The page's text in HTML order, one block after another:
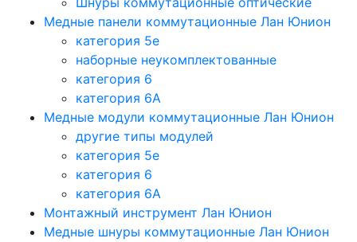
Медные панели коммутационные Лан Юнион
категория 5e
наборные неукомплектованные
категория 6
категория 6A
Медные модули коммутационные Лан Юнион
другие типы модулей
категория 5е
категория 6
категория 6A
Монтажный инструмент Лан Юнион
Медные шнуры коммутационные Лан Юнион